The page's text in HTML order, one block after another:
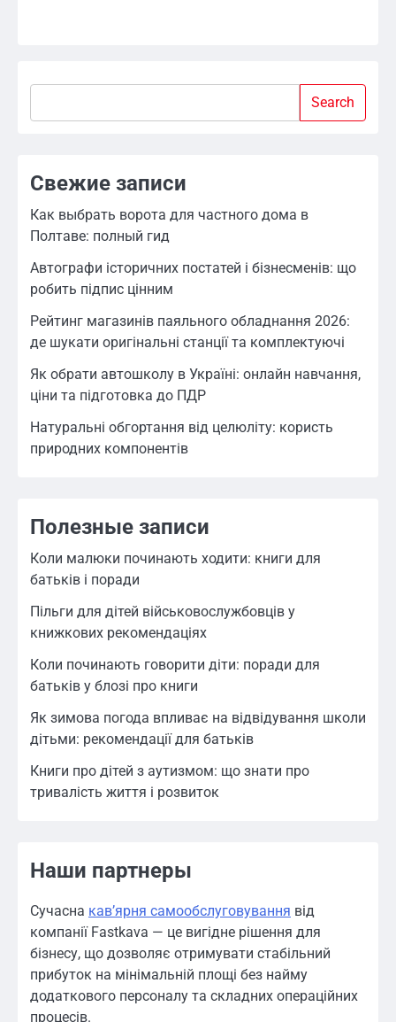
Search
Свежие записи
Как выбрать ворота для частного дома в
Полтаве: полный гид
Автографи історичних постатей і бізнесменів: що
робить підпис цінним
Рейтинг магазинів паяльного обладнання 2026:
де шукати оригінальні станції та комплектуючі
Як обрати автошколу в Україні: онлайн навчання,
ціни та підготовка до ПДР
Натуральні обгортання від целюліту: користь
природних компонентів
Полезные записи
Коли малюки починають ходити: книги для
батьків і поради
Пільги для дітей військовослужбовців у
книжкових рекомендаціях
Коли починають говорити діти: поради для
батьків у блозі про книги
Як зимова погода впливає на відвідування школи
дітьми: рекомендації для батьків
Книги про дітей з аутизмом: що знати про
тривалість життя і розвиток
Наши партнеры
Сучасна кавʼярня самообслуговування від
компанії Fastkava — це вигідне рішення для
бізнесу, що дозволяє отримувати стабільний
прибуток на мінімальній площі без найму
додаткового персоналу та складних операційних
процесів.